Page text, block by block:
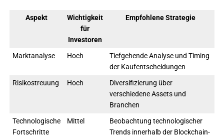
Aspekt
Wichtigkeit
für
Investoren
Empfohlene Strategie
Marktanalyse Hoch
Tiefgehende Analyse und Timing
der Kaufentscheidungen
Risikostreuung
Hoch
Diversifizierung über
verschiedene Assets und
Branchen
Technologische
Fortschritte
Mittel
Beobachtung technologischer
Trends innerhalb der Blockchain-